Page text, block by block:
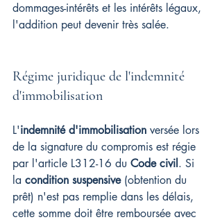
dommages-intérêts et les intérêts légaux,
l'addition peut devenir très salée.
Régime juridique de l'indemnité
d'immobilisation
L'indemnité d'immobilisation versée lors
de la signature du compromis est régie
par l'article L312-16 du Code civil . Si
la condition suspensive (obtention du
prêt) n'est pas remplie dans les délais,
cette somme doit être remboursée avec